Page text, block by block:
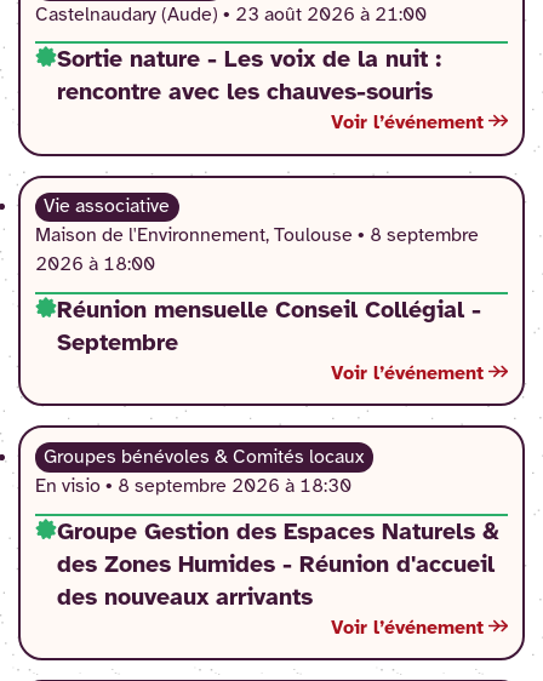
Castelnaudary (Aude) • 23 août 2026 à 21:00
Sortie nature - Les voix de la nuit :
rencontre avec les chauves-souris
Voir l’événement
Vie associative
Maison de l'Environnement, Toulouse • 8 septembre
2026 à 18:00
Réunion mensuelle Conseil Collégial -
Septembre
Voir l’événement
Groupes bénévoles & Comités locaux
En visio • 8 septembre 2026 à 18:30
Groupe Gestion des Espaces Naturels &
des Zones Humides - Réunion d'accueil
des nouveaux arrivants
Voir l’événement